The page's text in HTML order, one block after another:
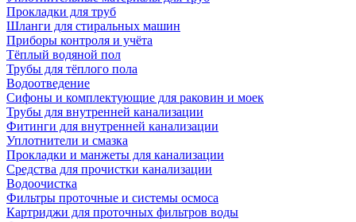
Прокладки для труб
Шланги для стиральных машин
Приборы контроля и учёта
Тёплый водяной пол
Трубы для тёплого пола
Водоотведение
Сифоны и комплектующие для раковин и моек
Трубы для внутренней канализации
Фитинги для внутренней канализации
Уплотнители и смазка
Прокладки и манжеты для канализации
Средства для прочистки канализации
Водоочистка
Фильтры проточные и системы осмоса
Картриджи для проточных фильтров воды